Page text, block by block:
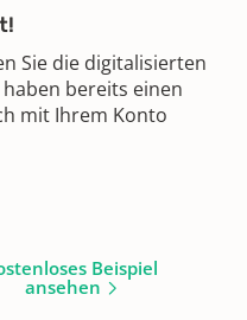
Sie die digitalisierten
bereits einen
mit Ihrem Konto
Beispiel
ansehen